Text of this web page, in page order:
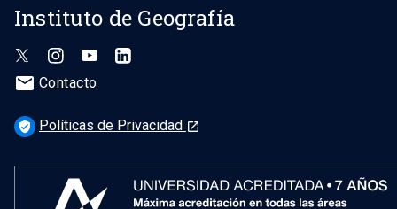
Instituto de Geografía
mail Contacto
verified_user Políticas de Privacidad launch